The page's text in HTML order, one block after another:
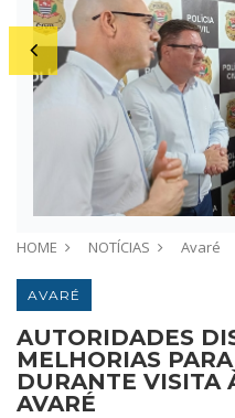
HOME NOTÍCIAS Avaré
AVARÉ
AUTORIDADES
MELHORIAS
DURANTE VISITA
AVARÉ